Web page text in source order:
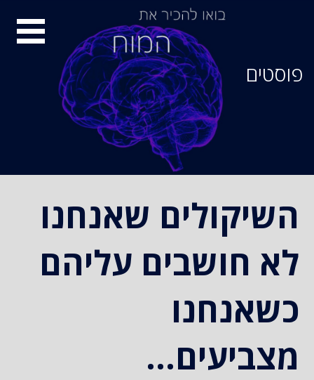
פוסטים
השיקולים שאנחנו
לא חושבים עליהם
כשאנחנו
מצביעים…